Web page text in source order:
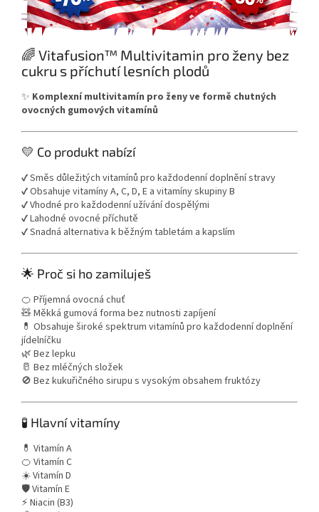
🌈 Vitafusion™ Multivitamin pro ženy bez
cukru s příchutí lesních plodů
✨ Komplexní multivitamín pro ženy ve formě chutných
ovocných gumových vitamínů
💛 Co produkt nabízí
✔️ Směs důležitých vitamínů pro každodenní doplnění stravy
✔️ Obsahuje vitamíny A, C, D, E a vitamíny skupiny B
✔️ Vhodné pro každodenní užívání dospělými
✔️ Lahodné ovocné příchutě
✔️ Snadná alternativa k běžným tabletám a kapslím
🌟 Proč si ho zamiluješ
🍊 Příjemná ovocná chuť
🧸 Měkká gumová forma bez nutnosti zapíjení
💊 Obsahuje široké spektrum vitamínů pro každodenní doplnění
jídelníčku
🌿 Bez lepku
🥛 Bez mléčných složek
🚫 Bez kukuřičného sirupu s vysokým obsahem fruktózy
🧪 Hlavní vitamíny
💊 Vitamín A
🍊 Vitamín C
☀️ Vitamín D
🛡️ Vitamín E
⚡ Niacin (B3)